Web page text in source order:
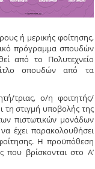
ή μερικής φοίτησης,
πρόγραμμα σπουδών
από το Πολυτεχνείο
σπουδών από τα
τριας, ο/η φοιτητής/
τη στιγμή υποβολής της
πιστωτικών μονάδων
έχει παρακολουθήσει
Η προϋπόθεση
που βρίσκονται στο A’